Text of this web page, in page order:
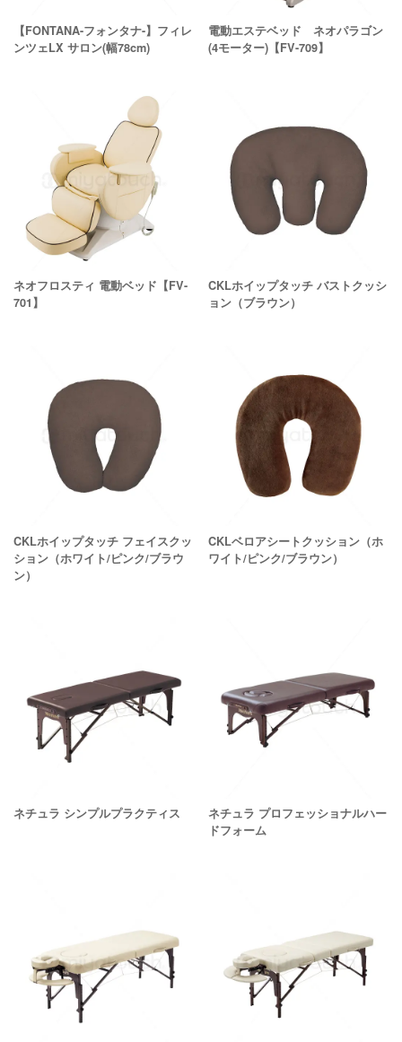
【FONTANA-フォンタナ-】フィレ
ンツェLX サロン(幅78cm)
電動エステベッド ネオパラゴン
(4モーター)【FV-709】
ネオフロスティ 電動ベッド【FV-
701】
CKLホイップタッチ バストクッシ
ョン（ブラウン）
CKLホイップタッチ フェイスクッ
ション（ホワイト/ピンク/ブラウ
ン）
CKLベロアシートクッション（ホ
ワイト/ピンク/ブラウン）
ネチュラ シンプルプラクティス
ネチュラ プロフェッショナルハー
ドフォーム